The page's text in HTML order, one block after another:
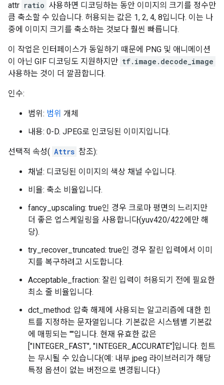
attr ratio 사용하면 디코딩하는 동안 이미지의 크기를 정수만
큼 축소할 수 있습니다. 허용되는 값은 1, 2, 4, 8입니다. 이는 나
중에 이미지 크기를 축소하는 것보다 훨씬 빠릅니다.
이 작업은 인터페이스가 동일하기 때문에 PNG 및 애니메이션
이 아닌 GIF 디코딩도 지원하지만 tf.image.decode_image
사용하는 것이 더 깔끔합니다.
인수:
범위: 범위 개체
내용: 0-D. JPEG로 인코딩된 이미지입니다.
선택적 속성( Attrs 참조):
채널: 디코딩된 이미지의 색상 채널 수입니다.
비율: 축소 비율입니다.
fancy_upscaling: true인 경우 크로마 평면의 느리지만
더 좋은 업스케일링을 사용합니다(yuv420/422에만 해
당).
try_recover_truncated: true인 경우 잘린 입력에서 이미
지를 복구하려고 시도합니다.
Acceptable_fraction: 잘린 입력이 허용되기 전에 필요한
최소 줄 비율입니다.
dct_method: 압축 해제에 사용되는 알고리즘에 대한 힌
트를 지정하는 문자열입니다. 기본값은 시스템별 기본값
에 매핑되는 ""입니다. 현재 유효한 값은
["INTEGER_FAST", "INTEGER_ACCURATE"]입니다. 힌트
는 무시될 수 있습니다(예: 내부 jpeg 라이브러리가 해당
특정 옵션이 없는 버전으로 변경됩니다.)